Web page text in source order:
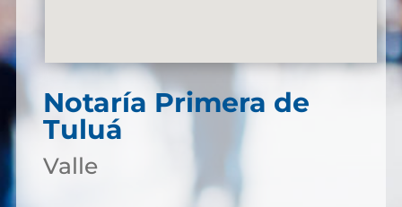
Notaría Primera de
Tuluá
Valle